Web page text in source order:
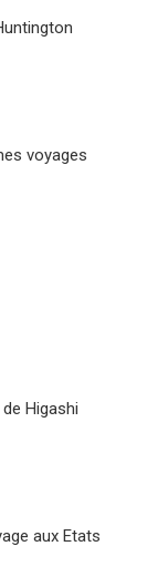
voyages
Higashi
aux Etats